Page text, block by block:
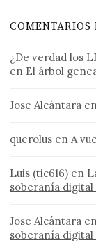
COMENTARIOS
¿De verdad los
en El árbol
Jose Alcántara
querolus enA
Luis (tic616) en
soberanía
Jose Alcántara
soberanía